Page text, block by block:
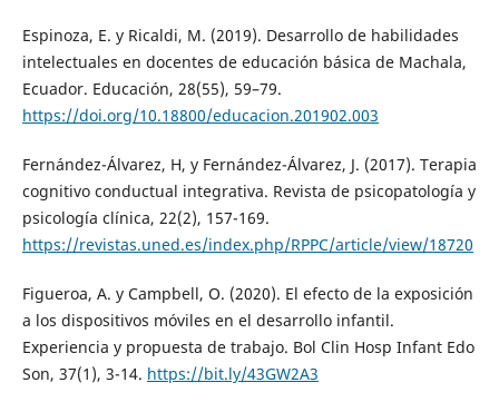
Espinoza, E. y Ricaldi, M. (2019). Desarrollo de habilidades
intelectuales en docentes de educación básica de Machala,
Ecuador. Educación, 28(55), 59–79.
https://doi.org/10.18800/educacion.201902.003
Fernández-Álvarez, H, y Fernández-Álvarez, J. (2017). Terapia
cognitivo conductual integrativa. Revista de psicopatología y
psicología clínica, 22(2), 157-169.
https://revistas.uned.es/index.php/RPPC/article/view/18720
Figueroa, A. y Campbell, O. (2020). El efecto de la exposición
a los dispositivos móviles en el desarrollo infantil.
Experiencia y propuesta de trabajo. Bol Clin Hosp Infant Edo
Son, 37(1), 3-14. https://bit.ly/43GW2A3